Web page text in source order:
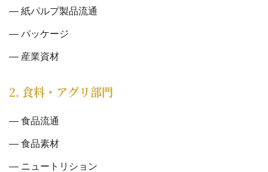
紙パルプ製品流通
パッケージ
産業資材
2. 食料・アグリ部門
食品流通
食品素材
ニュートリション